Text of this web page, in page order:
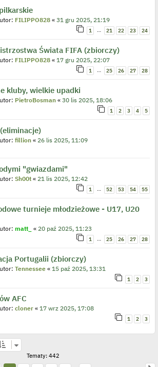
FILIPPO828 « 31 gru 2025, 21:19
1 … 21 22 23 24
Świata FIFA (zbiorczy)
FILIPPO828 « 17 gru 2025, 22:07
1 … 25 26 27 28
kluby, wielkie upadki
PietroBosman « 30 lis 2025, 18:06
1 2 3 4 5
fillion « 26 lis 2025, 11:09
"gwiazdami"
Sh00t « 21 lis 2025, 12:42
1 … 52 53 54 55
turnieje młodzieżowe - U17, U20
matt_ « 20 paź 2025, 11:23
1 … 25 26 27 28
Portugalii (zbiorczy)
Tennessee « 15 paź 2025, 13:31
1 2 3
AFC
cloner « 17 wrz 2025, 17:08
1 2 3
Tematy: 442